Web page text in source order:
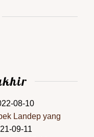
08-10
Landep yang
09-11